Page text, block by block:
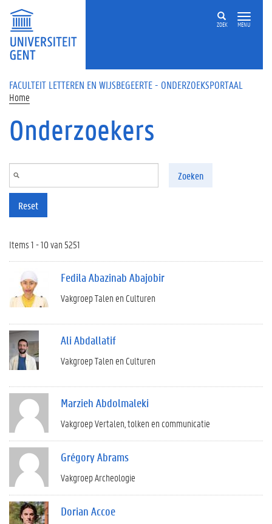
Overslaan en naar de inhoud gaan
ZOEK MENU
FACULTEIT LETTEREN EN WIJSBEGEERTE - ONDERZOEKSPORTAAL
Home
Onderzoekers
Zoeken
Reset
Items 1 - 10 van 5251
Fedila Abazinab Abajobir
Vakgroep Talen en Culturen
Ali Abdallatif
Vakgroep Talen en Culturen
Marzieh Abdolmaleki
Vakgroep Vertalen, tolken en communicatie
Grégory Abrams
Vakgroep Archeologie
Dorian Accoe